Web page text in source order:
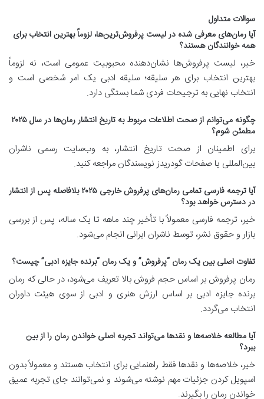
سوالات متداول
آیا رمان‌های معرفی شده در لیست پرفروش‌ترین‌ها، لزوماً بهترین انتخاب برای
همه خوانندگان هستند؟
خیر، لیست پرفروش‌ها نشان‌دهنده محبوبیت عمومی است، نه لزوماً
بهترین انتخاب برای هر سلیقه؛ سلیقه ادبی یک امر شخصی است و
انتخاب نهایی به ترجیحات فردی شما بستگی دارد.
چگونه می‌توانم از صحت اطلاعات مربوط به تاریخ انتشار رمان‌ها در سال ۲۰۲۵
مطمئن شوم؟
برای اطمینان از صحت تاریخ انتشار، به وب‌سایت رسمی ناشران
بین‌المللی یا صفحات گودریدز نویسندگان مراجعه کنید.
آیا ترجمه فارسی تمامی رمان‌های پرفروش خارجی ۲۰۲۵ بلافاصله پس از انتشار
در دسترس خواهد بود؟
خیر، ترجمه فارسی معمولاً با تأخیر چند ماهه تا یک ساله، پس از بررسی
بازار و حقوق نشر، توسط ناشران ایرانی انجام می‌شود.
تفاوت اصلی بین یک رمان “پرفروش” و یک رمان “برنده جایزه ادبی” چیست؟
رمان پرفروش بر اساس حجم فروش بالا تعریف می‌شود، در حالی که رمان
برنده جایزه ادبی بر اساس ارزش هنری و ادبی از سوی هیئت داوران
انتخاب می‌گردد.
آیا مطالعه خلاصه‌ها و نقدها می‌تواند تجربه اصلی خواندن رمان را از بین
ببرد؟
خیر، خلاصه‌ها و نقدها فقط راهنمایی برای انتخاب هستند و معمولاً بدون
اسپویل کردن جزئیات مهم نوشته می‌شوند و نمی‌توانند جای تجربه عمیق
خواندن رمان را بگیرند.